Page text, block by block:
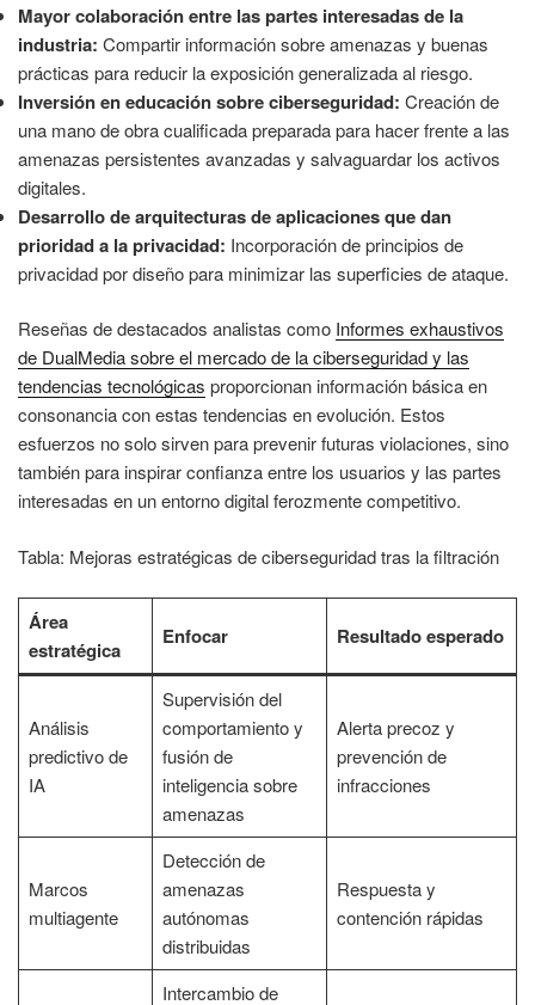
Mayor colaboración entre las partes interesadas de la
industria: Compartir información sobre amenazas y buenas
prácticas para reducir la exposición generalizada al riesgo.
Inversión en educación sobre ciberseguridad: Creación de
una mano de obra cualificada preparada para hacer frente a las
amenazas persistentes avanzadas y salvaguardar los activos
digitales.
Desarrollo de arquitecturas de aplicaciones que dan
prioridad a la privacidad: Incorporación de principios de
privacidad por diseño para minimizar las superficies de ataque.
Reseñas de destacados analistas como Informes exhaustivos
de DualMedia sobre el mercado de la ciberseguridad y las
tendencias tecnológicas proporcionan información básica en
consonancia con estas tendencias en evolución. Estos
esfuerzos no solo sirven para prevenir futuras violaciones, sino
también para inspirar confianza entre los usuarios y las partes
interesadas en un entorno digital ferozmente competitivo.
Tabla: Mejoras estratégicas de ciberseguridad tras la filtración
Área
estratégica
Enfocar Resultado esperado
Análisis
predictivo de
IA
Supervisión del
comportamiento y
fusión de
inteligencia sobre
amenazas
Alerta precoz y
prevención de
infracciones
Marcos
multiagente
Detección de
amenazas
autónomas
distribuidas
Respuesta y
contención rápidas
Intercambio de